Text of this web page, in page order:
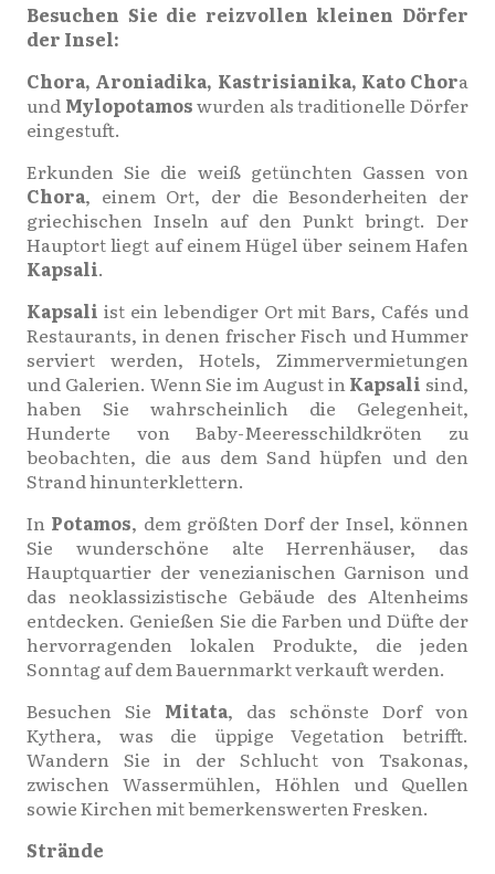
Besuchen Sie die reizvollen kleinen Dörfer
der Insel:
Chora, Aroniadika, Kastrisianika, Kato Chora
und Mylopotamoswurden als traditionelle Dörfer
eingestuft.
Erkunden Sie die weiß getünchten Gassen von
Chora, einem Ort, der die Besonderheiten der
griechischen Inseln auf den Punkt bringt. Der
Hauptort liegt auf einem Hügel über seinem Hafen
Kapsali.
Kapsali ist ein lebendiger Ort mit Bars, Cafés und
Restaurants, in denen frischer Fisch und Hummer
serviert werden, Hotels, Zimmervermietungen
und Galerien. Wenn Sie im August inKapsali sind,
haben Sie wahrscheinlich die Gelegenheit,
Hunderte von Baby-Meeresschildkröten zu
beobachten, die aus dem Sand hüpfen und den
Strand hinunterklettern.
In Potamos, dem größten Dorf der Insel, können
Sie wunderschöne alte Herrenhäuser, das
Hauptquartier der venezianischen Garnison und
das neoklassizistische Gebäude des Altenheims
entdecken. Genießen Sie die Farben und Düfte der
hervorragenden lokalen Produkte, die jeden
Sonntag auf dem Bauernmarkt verkauft werden.
Besuchen Sie Mitata, das schönste Dorf von
Kythera, was die üppige Vegetation betrifft.
Wandern Sie in der Schlucht von Tsakonas,
zwischen Wassermühlen, Höhlen und Quellen
sowie Kirchen mit bemerkenswerten Fresken.
Strände